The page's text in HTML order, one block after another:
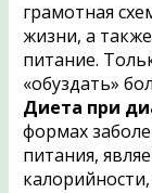
грамотная
жизни, а
питание.
«обуздать»
Диета при
формах
питания,